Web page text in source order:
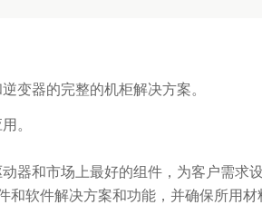
变器的完整的机柜解决方案。
。
器和市场上最好的组件，为客户需求
软件解决方案和功能，并确保所用材